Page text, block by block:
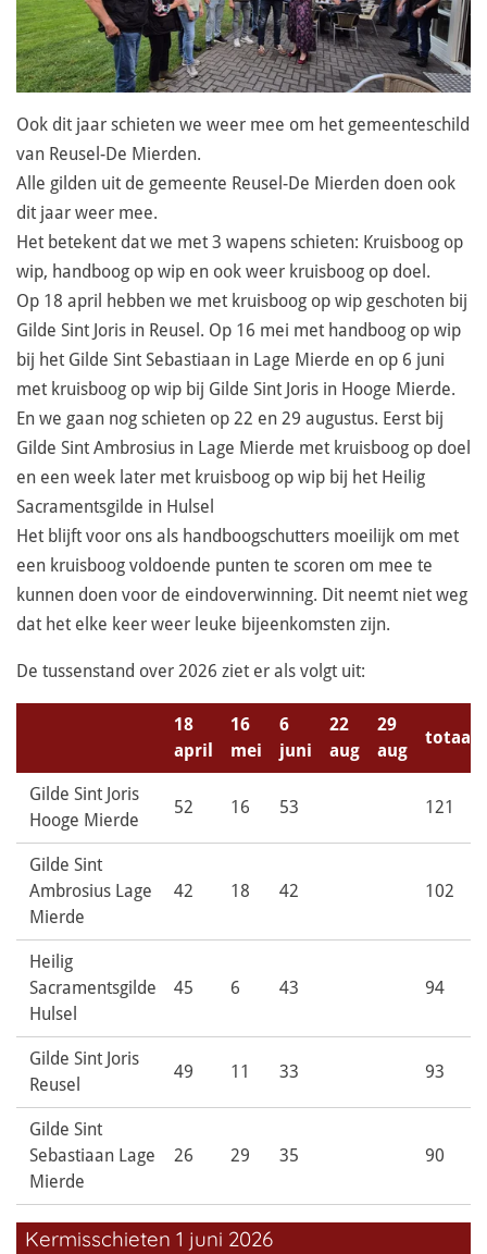
Ook dit jaar schieten we weer mee om het gemeenteschild
van Reusel-De Mierden.
Alle gilden uit de gemeente Reusel-De Mierden doen ook
dit jaar weer mee.
Het betekent dat we met 3 wapens schieten: Kruisboog op
wip, handboog op wip en ook weer kruisboog op doel.
Op 18 april hebben we met kruisboog op wip geschoten bij
Gilde Sint Joris in Reusel. Op 16 mei met handboog op wip
bij het Gilde Sint Sebastiaan in Lage Mierde en op 6 juni
met kruisboog op wip bij Gilde Sint Joris in Hooge Mierde.
En we gaan nog schieten op 22 en 29 augustus. Eerst bij
Gilde Sint Ambrosius in Lage Mierde met kruisboog op doel
en een week later met kruisboog op wip bij het Heilig
Sacramentsgilde in Hulsel
Het blijft voor ons als handboogschutters moeilijk om met
een kruisboog voldoende punten te scoren om mee te
kunnen doen voor de eindoverwinning. Dit neemt niet weg
dat het elke keer weer leuke bijeenkomsten zijn.
De tussenstand over 2026 ziet er als volgt uit:
18
april
16
mei
6
juni
22
aug
29
aug
totaal
Gilde Sint Joris
Hooge Mierde
52 16 53 121
Gilde Sint
Ambrosius Lage
Mierde
42 18 42 102
Heilig
Sacramentsgilde
Hulsel
45 6 43 94
Gilde Sint Joris
Reusel
49 11 33 93
Gilde Sint
Sebastiaan Lage
Mierde
26 29 35 90
Kermisschieten 1 juni 2026